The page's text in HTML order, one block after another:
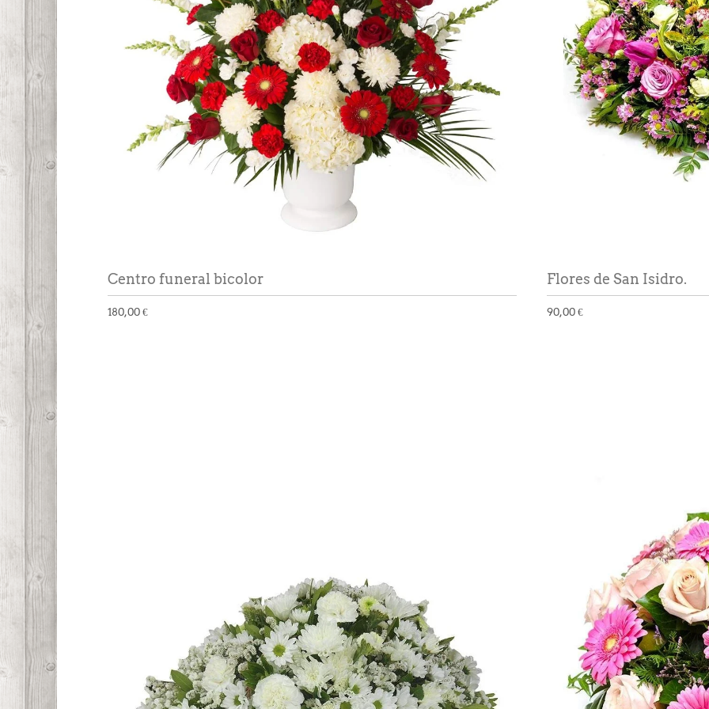
Centro funeral bicolor
180,00 €
Flores de San Isidro.
90,00 €